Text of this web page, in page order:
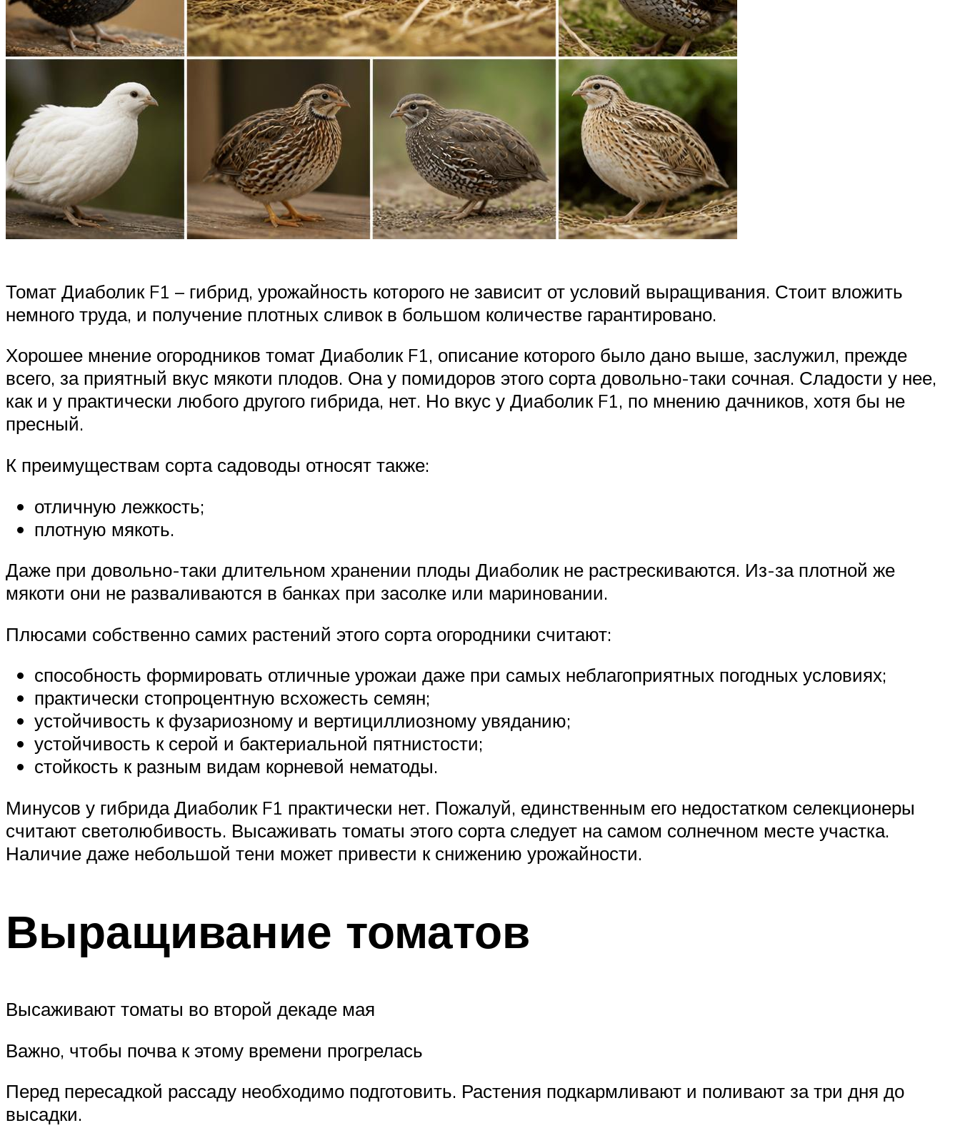
Томат Диаболик F1 – гибрид, урожайность которого не зависит от условий выращивания. Стоит вложить
немного труда, и получение плотных сливок в большом количестве гарантировано.
Хорошее мнение огородников томат Диаболик F1, описание которого было дано выше, заслужил, прежде
всего, за приятный вкус мякоти плодов. Она у помидоров этого сорта довольно-таки сочная. Сладости у нее,
как и у практически любого другого гибрида, нет. Но вкус у Диаболик F1, по мнению дачников, хотя бы не
пресный.
К преимуществам сорта садоводы относят также:
отличную лежкость;
плотную мякоть.
Даже при довольно-таки длительном хранении плоды Диаболик не растрескиваются. Из-за плотной же
мякоти они не разваливаются в банках при засолке или мариновании.
Плюсами собственно самих растений этого сорта огородники считают:
способность формировать отличные урожаи даже при самых неблагоприятных погодных условиях;
практически стопроцентную всхожесть семян;
устойчивость к фузариозному и вертициллиозному увяданию;
устойчивость к серой и бактериальной пятнистости;
стойкость к разным видам корневой нематоды.
Минусов у гибрида Диаболик F1 практически нет. Пожалуй, единственным его недостатком селекционеры
считают светолюбивость. Высаживать томаты этого сорта следует на самом солнечном месте участка.
Наличие даже небольшой тени может привести к снижению урожайности.
Выращивание томатов
Высаживают томаты во второй декаде мая
Важно, чтобы почва к этому времени прогрелась
Перед пересадкой рассаду необходимо подготовить. Растения подкармливают и поливают за три дня до
высадки.